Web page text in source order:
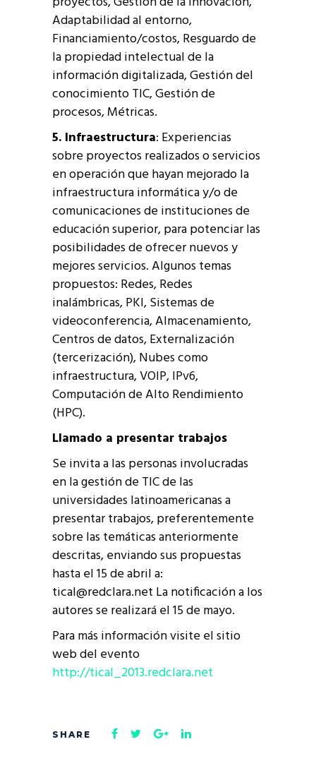
Adaptabilidad al entorno,
Financiamiento/costos, Resguardo de
la propiedad intelectual de la
información digitalizada, Gestión del
conocimiento TIC, Gestión de
procesos, Métricas.
5. Infraestructura: Experiencias
sobre proyectos realizados o servicios
en operación que hayan mejorado la
infraestructura informática y/o de
comunicaciones de instituciones de
educación superior, para potenciar las
posibilidades de ofrecer nuevos y
mejores servicios. Algunos temas
propuestos: Redes, Redes
inalámbricas, PKI, Sistemas de
videoconferencia, Almacenamiento,
Centros de datos, Externalización
(tercerización), Nubes como
infraestructura, VOIP, IPv6,
Computación de Alto Rendimiento
(HPC).
Llamado a presentar trabajos
Se invita a las personas involucradas
en la gestión de TIC de las
universidades latinoamericanas a
presentar trabajos, preferentemente
sobre las temáticas anteriormente
descritas, enviando sus propuestas
hasta el 15 de abril a:
tical@redclara.net La notificación a los
autores se realizará el 15 de mayo.
Para más información visite el sitio
web del evento
http://tical_2013.redclara.net